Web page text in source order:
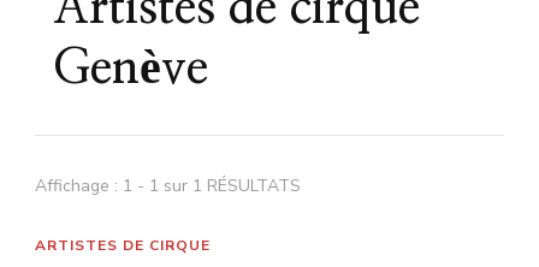
Genève
Affichage : 1 - 1 sur 1 RÉSULTATS
ARTISTES DE CIRQUE